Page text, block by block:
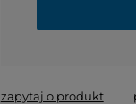
zapytaj o produkt